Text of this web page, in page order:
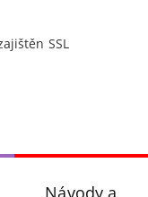
SSL
Návody a